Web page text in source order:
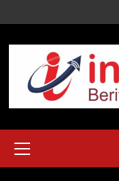
to
content
Menu